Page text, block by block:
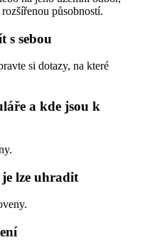
působností.
s sebou
si dotazy, na které
a kde jsou k
lze uhradit